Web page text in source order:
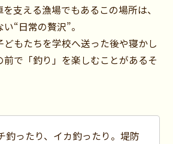
支える漁場でもあるこの場所は、
“日常の贅沢”。
どもたちを学校へ送った後や寝かし
で「釣り」を楽しむことがあるそ
釣ったり、イカ釣ったり。堤防